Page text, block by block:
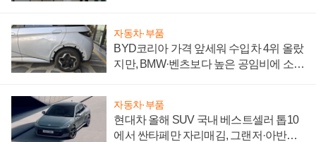
자동차·부품
BYD코리아 가격 앞세워 수입차 4위 올랐
지만, BMW·벤츠보다 높은 공임비에 소비
자동차·부품
현대차 올해 SUV 국내 베스트셀러 톱10
에서 싼타페만 자리매김, 그랜저·아반떼